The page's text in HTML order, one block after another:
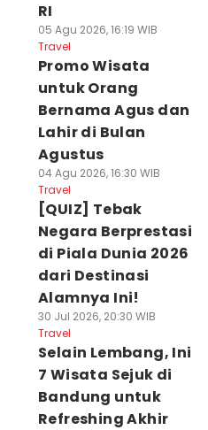
RI
05 Agu 2026, 16:19 WIB
Travel
Promo Wisata
untuk Orang
Bernama Agus dan
Lahir di Bulan
Agustus
04 Agu 2026, 16:30 WIB
Travel
[QUIZ] Tebak
Negara Berprestasi
di Piala Dunia 2026
dari Destinasi
Alamnya Ini!
30 Jul 2026, 20:30 WIB
Travel
Selain Lembang, Ini
7 Wisata Sejuk di
Bandung untuk
Refreshing Akhir